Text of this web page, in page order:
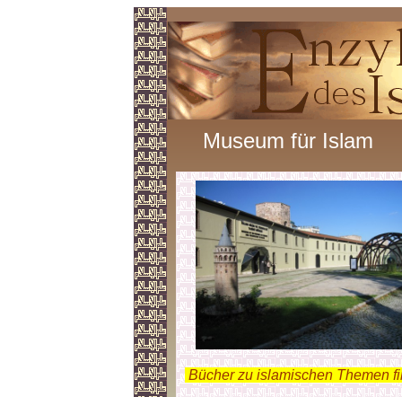
Museum für Islam
Bücher zu islamischen Themen